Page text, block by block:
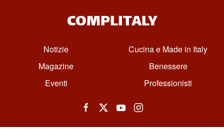
COMPLITALY
Notizie
Magazine
Eventi
Cucina e Made in Italy
Benessere
Professionisti